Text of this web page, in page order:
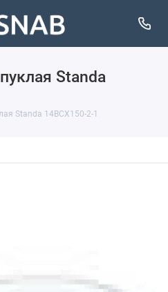
Standa
Standa 14BCX150-2-1